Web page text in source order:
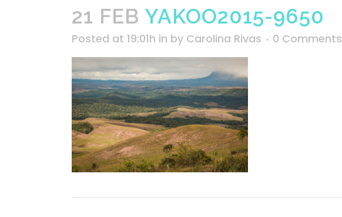
21 FEB YAKOO2015-9650
Posted at 19:01h in by Carolina Rivas 0 Comments